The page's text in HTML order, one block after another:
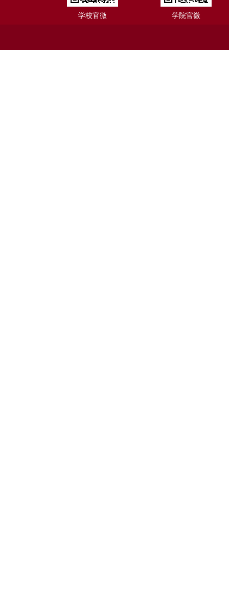
学校官微 学院官微